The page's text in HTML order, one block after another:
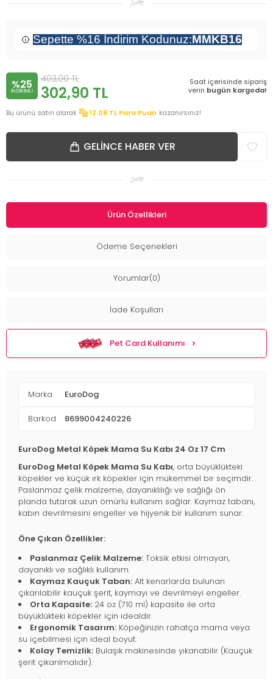
Sepette %16 İndirim Kodunuz:MMKB16
%25
INDIRIMLI
403,00TL
302,90 TL
Saat içerisinde sipariş
verin bugün kargoda!
Bu ürünü satın alarak 12.08 TL Para Puan kazanırsınız!
GELINCE HABER VER
Ürün Özellikleri
Ödeme Seçenekleri
Yorumlar(0)
İade Koşulları
Pet Card Kullanımı
Marka EuroDog
Barkod 8699004240226
EuroDog Metal Köpek Mama Su Kabı 24 Oz 17 Cm
EuroDog Metal Köpek Mama Su Kabı, orta büyüklükteki
köpekler ve küçük ırk köpekler için mükemmel bir seçimdir.
Paslanmaz çelik malzeme, dayanıklılığı ve sağlığı ön
planda tutarak uzun ömürlü kullanım sağlar. Kaymaz tabanı,
kabın devrilmesini engeller ve hijyenik bir kullanım sunar.
Öne Çıkan Özellikler:
Paslanmaz Çelik Malzeme: Toksik etkisi olmayan,
dayanıklı ve sağlıklı kullanım.
Kaymaz Kauçuk Taban: Alt kenarlarda bulunan
çıkarılabilir kauçuk şerit, kaymayı ve devrilmeyi engeller.
Orta Kapasite: 24 oz (710 ml) kapasite ile orta
büyüklükteki köpekler için idealdir.
Ergonomik Tasarım: Köpeğinizin rahatça mama veya
su içebilmesi için ideal boyut.
Kolay Temizlik: Bulaşık makinesinde yıkanabilir (Kauçuk
şerit çıkarılmalıdır).